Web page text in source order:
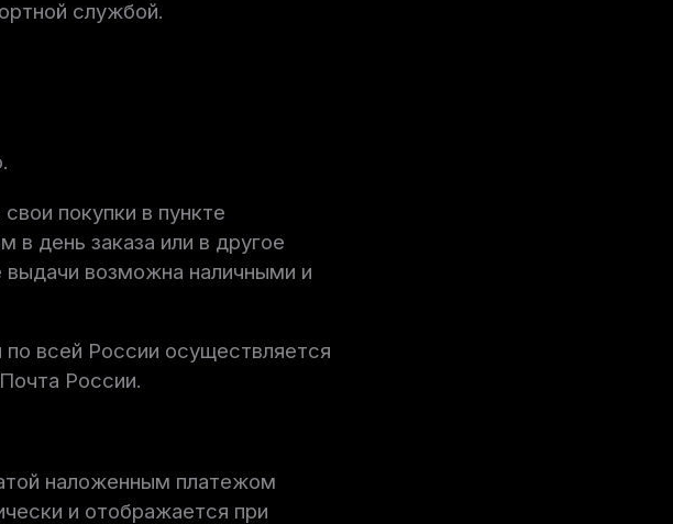
службой.
покупки в пункте
день заказа или в другое
выдачи возможна наличными и
всей России осуществляется
России.
наложенным платежом
и отображается при